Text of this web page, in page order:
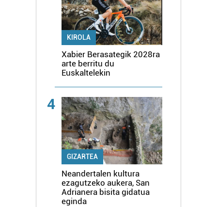
KIROLA
Xabier Berasategik 2028ra
arte berritu du
Euskaltelekin
4
GIZARTEA
Neandertalen kultura
ezagutzeko aukera, San
Adrianera bisita gidatua
eginda